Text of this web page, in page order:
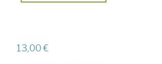
13,00 €